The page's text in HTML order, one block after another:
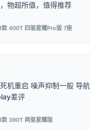
物超所值，值得推荐
400T 四驱星耀Pro版 7座
机重启 噪声抑制一般 导
差评
390T 两驱星耀版